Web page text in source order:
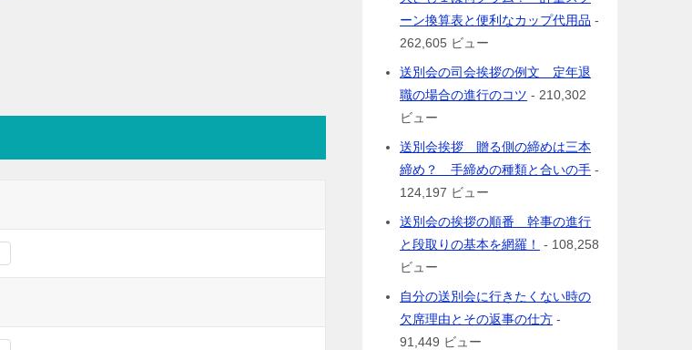
ーン換算表と便利なカップ代用品 -
262,605 ビュー
送別会の司会挨拶の例文 定年退
職の場合の進行のコツ - 210,302
ビュー
送別会挨拶 贈る側の締めは三本
締め？ 手締めの種類と合いの手 -
124,197 ビュー
送別会の挨拶の順番 幹事の進行
と段取りの基本を網羅！
- 108,258
ビュー
自分の送別会に行きたくない時の
欠席理由とその返事の仕方 -
91,449 ビュー